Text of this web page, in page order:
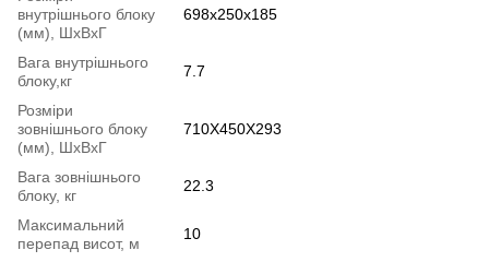
внутрішнього блоку
(мм), ШхВхГ
698x250x185
Вага внутрішнього
блоку,кг
7.7
Розміри
зовнішнього блоку
(мм), ШхВхГ
710X450X293
Вага зовнішнього
блоку, кг
22.3
Максимальний
перепад висот, м
10